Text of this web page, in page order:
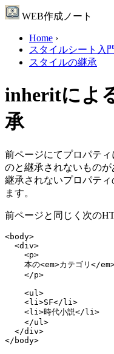
WEB作成ノート
Home ›
スタイルシート入
スタイルの継承
inheritによ
承
前ページにてプロパテ
のと継承されないもの
継承されないプロパテ
ます。
前ページと同じく次の
<body>
  <div>
    <p>
本の<em>カテゴリ</
    </p>
    <ul>
    <li>SF</li>
    <li>時代小説</li>
    </ul>
  </div>